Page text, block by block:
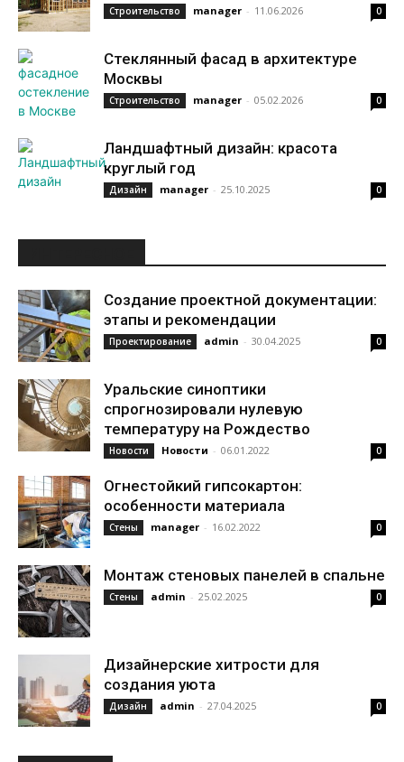
Строительство manager - 11.06.2026 0
Стеклянный фасад в архитектуре
Москвы
Строительство manager - 05.02.2026 0
Ландшафтный дизайн: красота
круглый год
Дизайн manager - 25.10.2025 0
Создание проектной документации:
этапы и рекомендации
Проектирование admin - 30.04.2025 0
Уральские синоптики
спрогнозировали нулевую
температуру на Рождество
Новости Новости - 06.01.2022 0
Огнестойкий гипсокартон:
особенности материала
Стены manager - 16.02.2022 0
Монтаж стеновых панелей в спальне
Стены admin - 25.02.2025 0
Дизайнерские хитрости для
создания уюта
Дизайн admin - 27.04.2025 0